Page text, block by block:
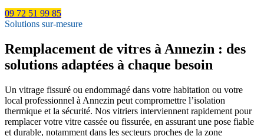
09 72 51 99 85
Solutions sur-mesure
Remplacement de vitres à Annezin : des
solutions adaptées à chaque besoin
Un vitrage fissuré ou endommagé dans votre habitation ou votre
local professionnel à Annezin peut compromettre l’isolation
thermique et la sécurité. Nos vitriers interviennent rapidement pour
remplacer votre vitre cassée ou fissurée, en assurant une pose fiable
et durable, notamment dans les secteurs proches de la zone